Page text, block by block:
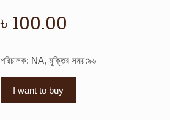
৳ 100.00
পরিচালক: NA, মুক্তির সময়:৯৬
I want to buy